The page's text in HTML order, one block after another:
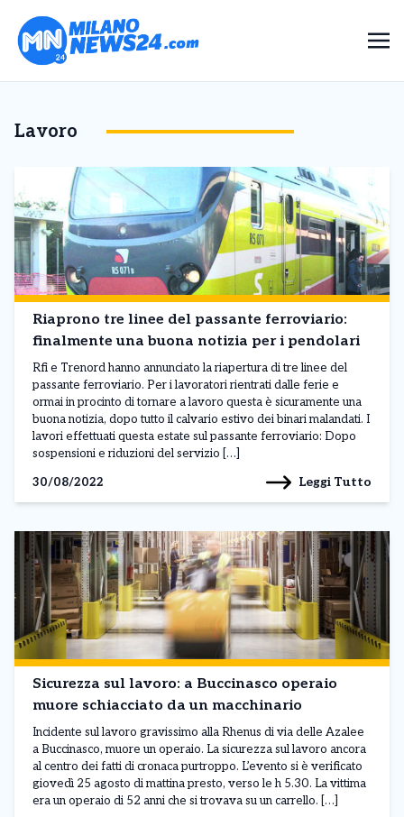
Lavoro
Riaprono tre linee del passante ferroviario:
finalmente una buona notizia per i pendolari
Rfi e Trenord hanno annunciato la riapertura di tre linee del
passante ferroviario. Per i lavoratori rientrati dalle ferie e
ormai in procinto di tornare a lavoro questa è sicuramente una
buona notizia, dopo tutto il calvario estivo dei binari malandati. I
lavori effettuati questa estate sul passante ferroviario: Dopo
sospensioni e riduzioni del servizio […]
30/08/2022
Leggi Tutto
Sicurezza sul lavoro: a Buccinasco operaio
muore schiacciato da un macchinario
Incidente sul lavoro gravissimo alla Rhenus di via delle Azalee
a Buccinasco, muore un operaio. La sicurezza sul lavoro ancora
al centro dei fatti di cronaca purtroppo. L’evento si è verificato
giovedì 25 agosto di mattina presto, verso le h 5.30. La vittima
era un operaio di 52 anni che si trovava su un carrello. […]